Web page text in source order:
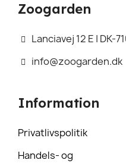
Zoogarden
Lanciavej 12 E | DK-
info@zoogarden.dk
Information
Privatlivspolitik
Handels- og